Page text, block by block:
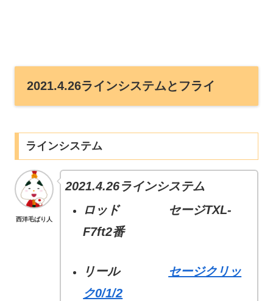
2021.4.26ラインシステムとフライ
ラインシステム
西洋毛ばり人
2021.4.26ラインシステム
ロッド セージTXL-
F7ft2番
リール
セージクリッ
ク0/1/2